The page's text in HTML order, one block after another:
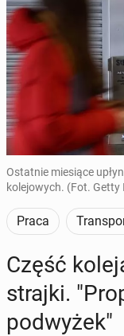
Ostatnie miesiące
kolejowych. (Fot. Getty
Praca
Część
strajki.
pod­wy­żek"